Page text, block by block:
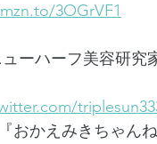
3OGrVF1
ーハーフ美容研究
かえみきちゃんね